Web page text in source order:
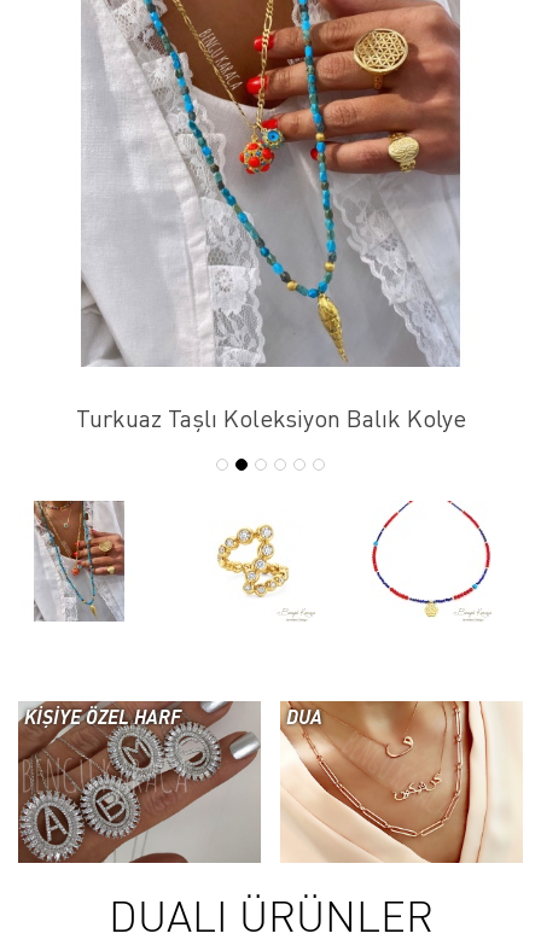
Turkuaz Taşlı Koleksiyon Balık Kolye
KİŞİYE ÖZEL HARF DUA
DUALI ÜRÜNLER